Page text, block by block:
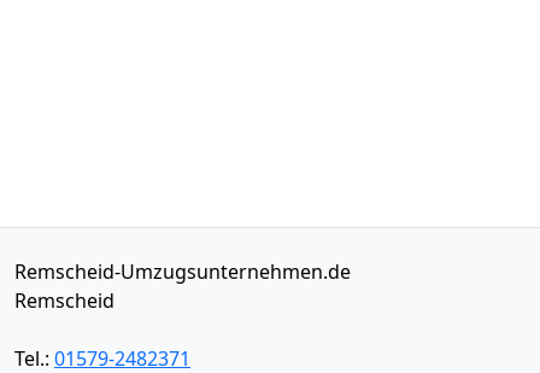
Remscheid-Umzugsunternehmen.de
Remscheid
Tel.: 01579-2482371